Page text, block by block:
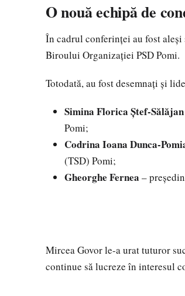
O nouă echipă de
În cadrul conferinței au fost
Biroului Organizației PSD Pomi.
Totodată, au fost desemnați și
Simina Florica Ștef-Sălăjan
Pomi;
Codrina Ioana Dunca-
(TSD) Pomi;
Gheorghe Fernea –
Mircea Govor le-a urat tuturor
continue să lucreze în interesul